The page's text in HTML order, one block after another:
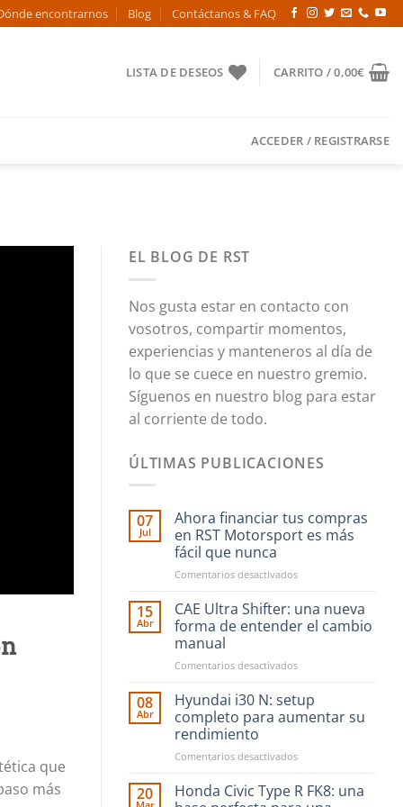
encontrarnos Blog Contáctanos & FAQ
LISTA DE DESEOS CARRITO /0,00€
ACCEDER / REGISTRARSE
que
más
EL BLOG DE RST
Nos gusta estar en contacto con
vosotros, compartir momentos,
experiencias y manteneros al día de
lo que se cuece en nuestro gremio.
Síguenos en nuestro blog para estar
al corriente de todo.
ÚLTIMAS PUBLICACIONES
07
Jul
Ahora financiar tus compras
en RST Motorsport es más
fácil que nunca
Comentarios desactivadosen
financiar
compras
RST
es
más
fácil
nunca
15
Abr
CAE Ultra Shifter: una nueva
forma de entender el cambio
manual
Comentarios desactivadosen
Ultra
Shifter:
una
forma
entender
el
08
Abr
Hyundai i30 N: setup
completo para aumentar su
rendimiento
Comentarios desactivadosen
i30
20
Honda Civic Type R FK8: una